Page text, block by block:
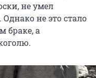
не умел
Однако не это стало
браке, а